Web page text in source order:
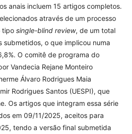
anais incluem 15 artigos completos.
através de um processo
tipo single-blind review, de um total
o que implicou numa
O comitê de programa do
Vandecia Rejane Monteiro
Álvaro Rodrigues Maia
Rodrigues Santos (UESPI), que
Os artigos que integram essa série
em 09/11/2025, aceitos para
tendo a versão final submetida